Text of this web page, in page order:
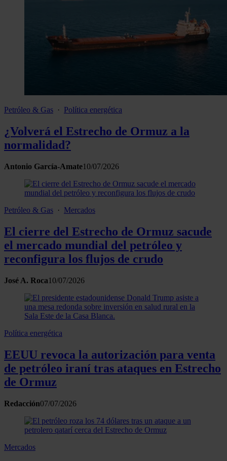
Petróleo & Gas · Política energética
¿Volverá el Estrecho de Ormuz a la
normalidad?
Antonio García-Amate10/07/2026
Petróleo & Gas · Mercados
El cierre del Estrecho de Ormuz sacude
el mercado mundial del petróleo y
reconfigura los flujos de crudo
José A. Roca10/07/2026
Política energética
EEUU revoca la autorización para venta
de petróleo iraní tras ataques en Estrecho
de Ormuz
Redacción07/07/2026
Mercados